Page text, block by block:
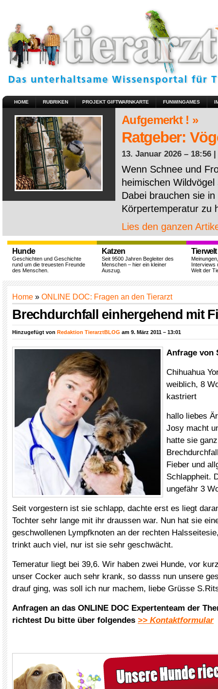
HOME RUBRIKEN PROJEKT GIFTWARNKARTE FUNWINGAMES
Aufgemerkt ! »
Ratgeber:
13. Januar 2026 – 18:56 |
Wenn Schnee und
heimischen
Dabei brauchen sie
Körpertemperatur zu
Lies den ganzen
Hunde
Geschichten und Geschichte
rund um die treuesten Freunde
des Menschen.
Katzen
Seit 9500 Jahren Begleiter des
Menschen – hier ein kleiner
Auszug.
Tierwelt
Interviews
Welt der
Home » ONLINE DOC: Fragen an den Tierarzt
Brechdurchfall einhergehend mit
Hinzugefügt von Redaktion TierarztBLOG am 9. März 2011 – 13:01
Anfrage von
Chihuahua
weiblich, 8
kastriert
hallo liebes
Josy macht
hatte sie
Fieber und
Schlappheit.
ungefähr 3
Seit vorgestern ist sie schlapp, dachte erst es liegt
Tochter sehr lange mit ihr draussen war. Nun hat sie
geschwollenen Lympfknoten an der rechten
trinkt auch viel, nur ist sie sehr geschwächt.
Temeratur liegt bei 39,6. Wir haben zwei Hunde, vor
unser Cocker auch sehr krank, so dasss nun unsere
drauf ging, was soll ich nur machem, liebe Grüsse
Anfragen an das ONLINE DOC Expertenteam der
richtest Du bitte über folgendes >> Kontaktformular